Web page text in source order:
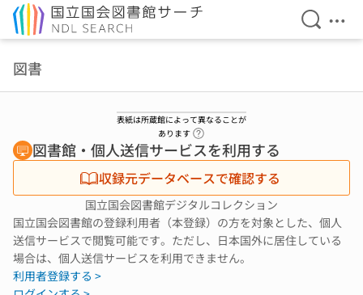
検索を
メ
図書
表紙は所蔵館によって異なることが
あります
図書館・個人送信サービスを利用する
収録元データベースで確認する
国立国会図書館デジタルコレクション
国立国会図書館の登録利用者（本登録）の方を対象とした、個人
送信サービスで閲覧可能です。ただし、日本国外に居住している
場合は、個人送信サービスを利用できません。
利用者登録する >